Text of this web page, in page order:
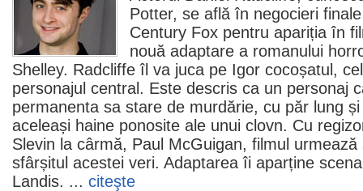
Potter, se află în negocieri
Century Fox pentru apariția în
nouă adaptare a romanului
Shelley. Radcliffe îl va juca pe Igor cocoșatul,
personajul central. Este descris ca un personaj
permanenta sa stare de murdărie, cu păr lung
aceleași haine ponosite ale unui clovn. Cu
Slevin la cârmă, Paul McGuigan, filmul urmează
sfârșitul acestei veri. Adaptarea îi aparține
Landis. ... citeşte